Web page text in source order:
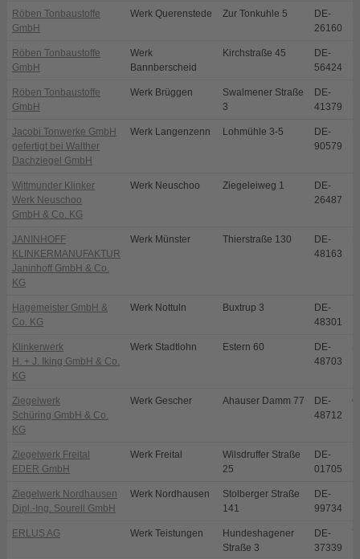
Röben Tonbaustoffe
GmbH
Werk Querenstede Zur Tonkuhle 5
DE-
26160
Röben Tonbaustoffe
GmbH
Werk
Bannberscheid
Kirchstraße 45
DE-
56424
Röben Tonbaustoffe
GmbH
Werk Brüggen
Swalmener Straße
3
DE-
41379
Jacobi Tonwerke GmbH
gefertigt bei Walther
Dachziegel GmbH
Werk Langenzenn Lohmühle 3-5
DE-
90579
Wittmunder Klinker
Werk Neuschoo
GmbH & Co. KG
Werk Neuschoo Ziegeleiweg 1
DE-
26487
JANINHOFF
KLINKERMANUFAKTUR
Janinhoff GmbH & Co.
KG
Werk Münster Thierstraße 130
DE-
48163
Hagemeister GmbH &
Co. KG
Werk Nottuln Buxtrup 3
DE-
48301
Klinkerwerk
H. + J. Iking GmbH & Co.
KG
Werk Stadtlohn Estern 60
DE-
48703
Ziegelwerk
Schüring GmbH & Co.
KG
Werk Gescher Ahauser Damm 77
DE-
48712
Ziegelwerk Freital
EDER GmbH
Werk Freital
Wilsdruffer Straße
25
DE-
01705
Ziegelwerk Nordhausen
Dipl.-Ing. Sourell GmbH
Werk Nordhausen
Stolberger Straße
141
DE-
99734
ERLUS AG Werk Teistungen
Hundeshagener
Straße 3
DE-
37339